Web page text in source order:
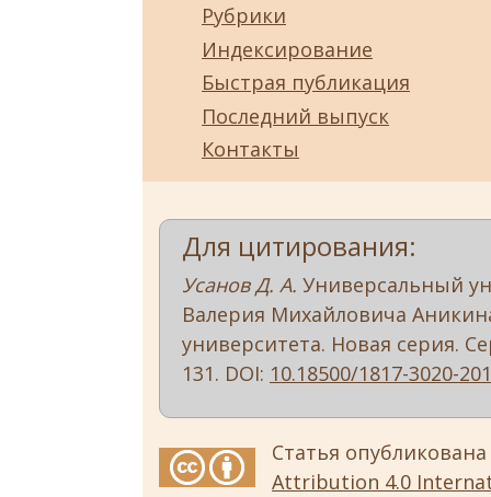
Рубрики
Индексирование
Быстрая публикация
Последний выпуск
Контакты
Для цитирования:
Усанов Д. А. Универсальный
Валерия Михайловича
университета. Новая серия.
131. DOI: 10.18500/1817-3020-
Статья
Attribution 4.0